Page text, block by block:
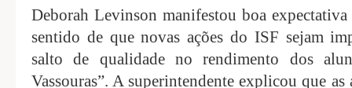
Deborah Levinson manifestou boa
sentido de que novas ações do ISF sejam
salto de qualidade no rendimento dos
Vassouras”. A superintendente explicou que